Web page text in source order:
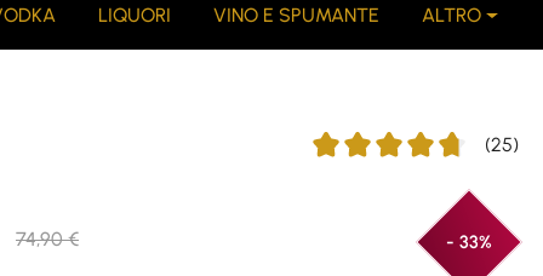
LIQUORI VINO E SPUMANTE ALTRO
74,90 € - 33%
(25)